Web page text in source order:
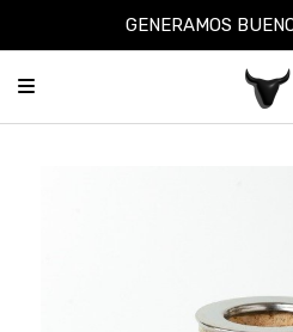
GENERAMOS